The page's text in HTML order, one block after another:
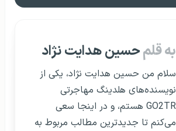
به قلمحسین هدایت نژاد
سلام من حسین هدایت نژاد، یکی از
نویسنده‌های هلدینگ مهاجرتی
GO2TR هستم، و در اینجا سعی
می‌کنم تا جدیدترین مطالب مربوط به